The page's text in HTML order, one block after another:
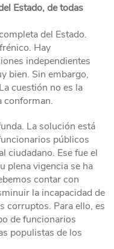
Estado, de todas
del Estado.
Hay
independientes
bien. Sin embargo,
cuestión no es la
conforman.
La solución está
públicos
ciudadano. Ese fue el
plena vigencia se ha
contar con
la incapacidad de
corruptos. Para ello, es
de funcionarios
populistas de los